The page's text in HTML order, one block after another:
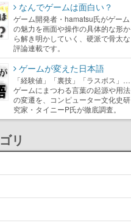
なんでゲームは面白い？
ゲーム開発者・hamatsu氏がゲーム
の魅力を画面や操作の具体的な形か
ら解き明かしていく、硬派で骨太な
評論連載です。
ゲームが変えた日本語
「経験値」「裏技」「ラスボス」…
ゲームにまつわる言葉の起源や用法
の変遷を、コンピューター文化史研
究家・タイニーP氏が徹底調査。
リ